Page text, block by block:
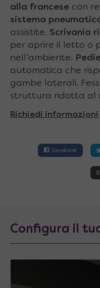
alla francese con
sistema
assistite. Scrivania
per aprire il letto o
nell’ambiente.
automatica che
gambe laterali.
struttura ridotta al
Richiedi informazioni
Condividi
Configura il